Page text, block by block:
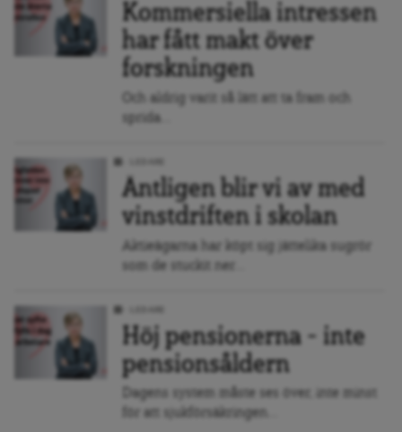
Kommersiella intressen
har fått makt över
forskningen
Och aldrig varit så lätt att ta fram och
sprida...
Äntligen blir vi av med
vinstdriften i skolan
Aktieägarna har köpt sig jättelika sugrör
som de stuckit ner...
Höj pensionerna – inte
pensionsåldern
Dagens system måste ses över, inte minst
för att sjukförsäkringen...